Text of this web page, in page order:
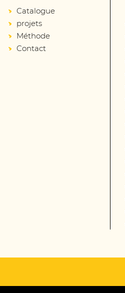
Catalogue
projets
Méthode
Contact